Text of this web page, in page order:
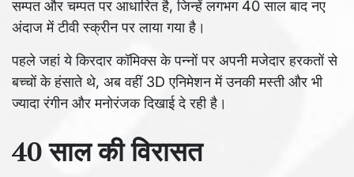
सम्पत और चम्पत पर आधारित है, जिन्हें लगभग 40 साल बाद नए
अंदाज में टीवी स्क्रीन पर लाया गया है।
पहले जहां ये किरदार कॉमिक्स के पन्नों पर अपनी मजेदार हरकतों से
बच्चों के हंसाते थे, अब वहीं 3D एनिमेशन में उनकी मस्ती और भी
ज्यादा रंगीन और मनोरंजक दिखाई दे रही है।
40 साल की विरासत